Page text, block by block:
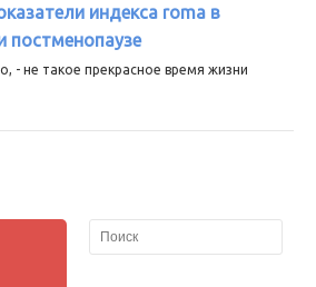
индекса roma в
постменопаузе
- не такое прекрасное время жизни